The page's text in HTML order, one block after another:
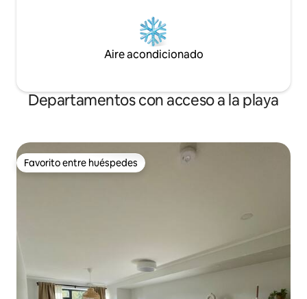
Aire acondicionado
Departamentos con acceso a la playa
Favorito entre huéspedes
Favorito entre huéspedes